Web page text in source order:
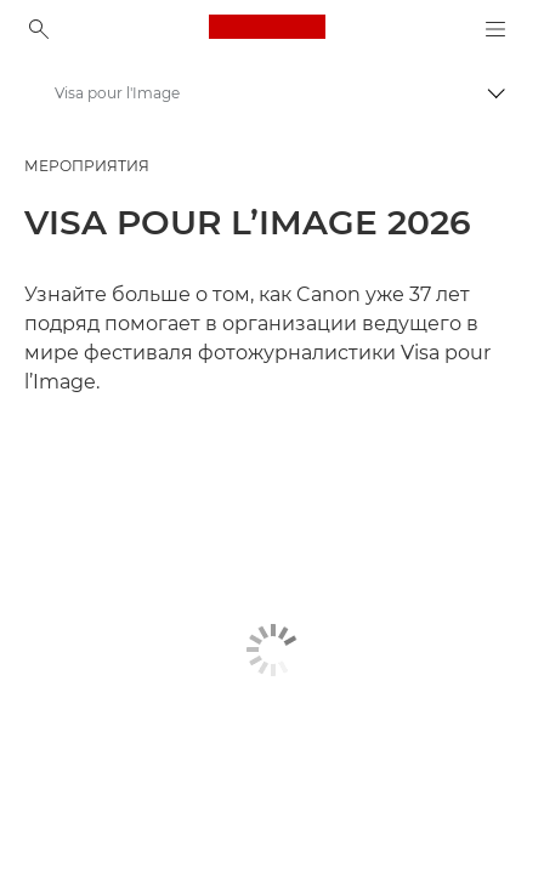
Canon Logo, back to
Visa pour l'Image
МЕРОПРИЯТИЯ
VISA POUR L’IMAGE 2026
Узнайте больше о том, как Canon уже 37 лет
подряд помогает в организации ведущего в
мире фестиваля фотожурналистики Visa pour
l’Image.